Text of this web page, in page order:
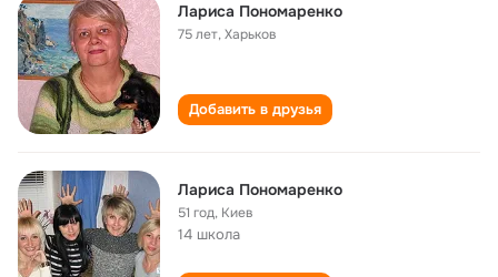
Лариса Пономаренко
75 лет,Харьков
Добавить в друзья
Лариса Пономаренко
51 год, Киев
14 школа